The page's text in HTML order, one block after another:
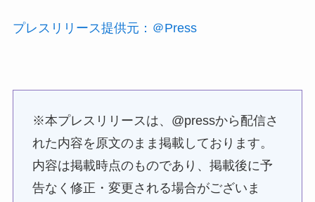
プレスリリース提供元：＠Press
※本プレスリリースは、@pressから配信さ
れた内容を原文のまま掲載しております。
内容は掲載時点のものであり、掲載後に予
告なく修正・変更される場合がございま